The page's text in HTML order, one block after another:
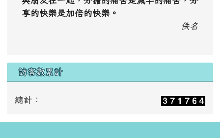
享的快樂是加倍的快樂。
佚名
訪客數累計
總計：